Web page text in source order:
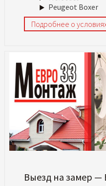
Peugeot Boxer
Подробнее о
Выезд на замер